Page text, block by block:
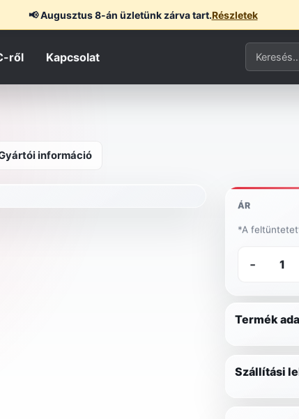
📢Augusztus 8-án üzletünk zárva tart.Részletek
Termék
ről Kapcsolat
információ
ÁR
*A
-
Termék
Szállítási